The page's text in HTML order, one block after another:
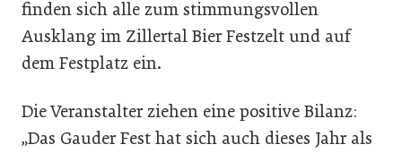
finden sich alle zum stimmungsvollen
Ausklang im Zillertal Bier Festzelt und auf
dem Festplatz ein.
Die Veranstalter ziehen eine positive Bilanz:
„Das Gauder Fest hat sich auch dieses Jahr als